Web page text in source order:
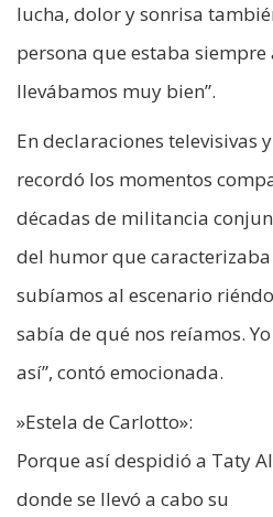
lucha, dolor y sonrisa
persona que estaba siempre
llevábamos muy bien”.
En declaraciones televisivas
recordó los momentos
décadas de militancia
del humor que caracterizaba
subíamos al escenario
sabía de qué nos reíamos.
así”, contó emocionada.
»Estela de Carlotto»:
Porque así despidió a Taty
donde se llevó a cabo su